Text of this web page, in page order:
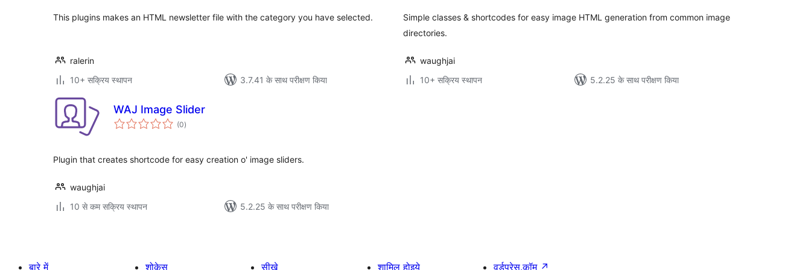
This plugins makes an HTML newsletter file with the category you have selected.
ralerin
10+ सक्रिय स्थापन
3.7.41 के साथ परीक्षण किया
Simple classes & shortcodes for easy image HTML generation from common image
directories.
waughjai
10+ सक्रिय स्थापन
5.2.25 के साथ परीक्षण किया
WAJ Image Slider
(0कुल
दर)
Plugin that creates shortcode for easy creation o' image sliders.
waughjai
10 से कम सक्रिय स्थापन
5.2.25 के साथ परीक्षण किया
बारे में शोकेस सीखे शामिल होइये वर्डप्रेस.कॉम ↗